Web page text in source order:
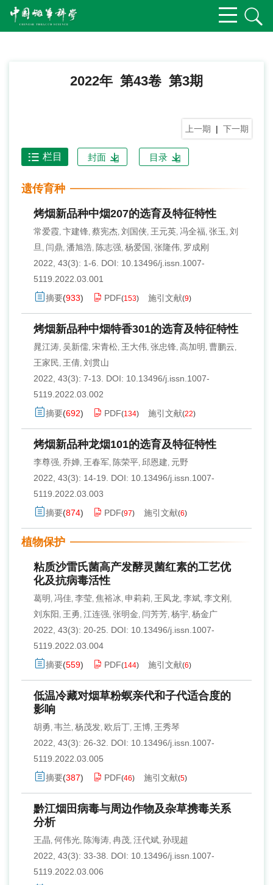
2022年 第43卷 第3期
上一期 | 下一期
栏目 封面 目录
遗传育种
烤烟新品种中烟207的选育及特征特性
常爱霞, 卞建锋, 蔡宪杰, 刘国侠, 王元英, 冯全福, 张玉 , 刘
旦 , 闫鼎, 潘旭浩, 陈志强, 杨爱国 , 张隆伟, 罗成刚
2022, 43(3): 1-6.
DOI: 10.13496/j.issn.1007-
5119.2022.03.001
摘要(933) PDF(153) 施引文献(9)
烤烟新品种中烟特香301的选育及特征特性
晁江涛, 吴新儒, 宋青松, 王大伟, 张忠锋, 高加明 , 曹鹏云,
王家民, 王倩, 刘贯山
2022, 43(3): 7-13.
DOI: 10.13496/j.issn.1007-
5119.2022.03.002
摘要(692) PDF(134) 施引文献(22)
烤烟新品种龙烟101的选育及特征特性
李尊强, 乔婵, 王春军, 陈荣平, 邱恩建, 元野
2022, 43(3): 14-19.
DOI: 10.13496/j.issn.1007-
5119.2022.03.003
摘要(874) PDF(97) 施引文献(6)
植物保护
粘质沙雷氏菌高产发酵灵菌红素的工艺优
化及抗病毒活性
葛明 , 冯佳, 李莹, 焦裕冰, 申莉莉, 王凤龙, 李斌, 李文刚 ,
刘东阳, 王勇 , 江连强, 张明金, 闫芳芳, 杨宇, 杨金广
2022, 43(3): 20-25.
DOI: 10.13496/j.issn.1007-
5119.2022.03.004
摘要(559) PDF(144) 施引文献(6)
低温冷藏对烟草粉螟亲代和子代适合度的
影响
胡勇 , 韦兰, 杨茂发, 欧后丁, 王博, 王秀琴
2022, 43(3): 26-32.
DOI: 10.13496/j.issn.1007-
5119.2022.03.005
摘要(387) PDF(46) 施引文献(5)
黔江烟田病毒与周边作物及杂草携毒关系
分析
王晶, 何伟光, 陈海涛, 冉茂, 汪代斌, 孙现超
2022, 43(3): 33-38.
DOI: 10.13496/j.issn.1007-
5119.2022.03.006